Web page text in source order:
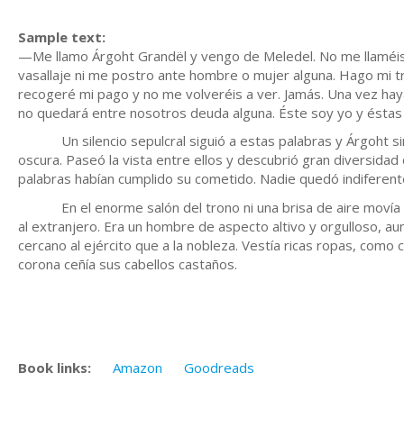
Sample text:
—Me llamo Árgoht Grandël y vengo de Meledel. No me
vasallaje ni me postro ante hombre o mujer alguna. Hago mi
recogeré mi pago y no me volveréis a ver. Jamás. Una vez
no quedará entre nosotros deuda alguna. Éste soy yo y
Un silencio sepulcral siguió a estas palabras y Árgoht
oscura. Paseó la vista entre ellos y descubrió gran
palabras habían cumplido su cometido. Nadie quedó
En el enorme salón del trono ni una brisa de aire movía
al extranjero. Era un hombre de aspecto altivo y orgulloso,
cercano al ejército que a la nobleza. Vestía ricas ropas,
corona ceñía sus cabellos castaños.
Book links: Amazon Goodreads